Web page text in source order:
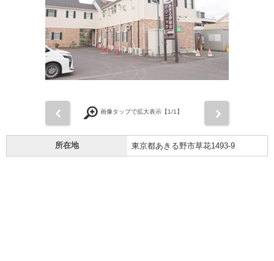
画像タップで拡大表示【1/1】
所在地 東京都あきる野市草花1493-9